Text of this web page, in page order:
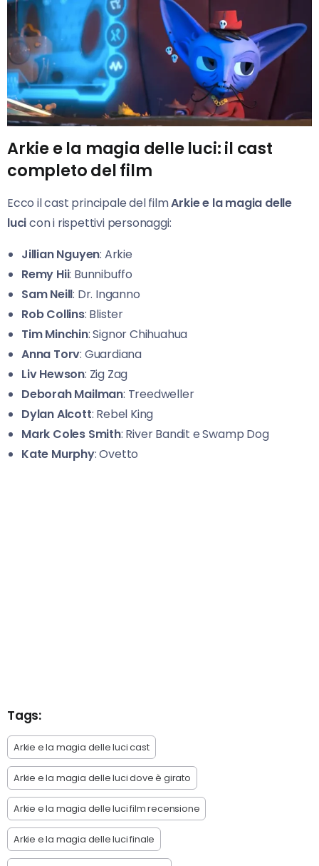
Arkie e la magia delle luci: il cast
completo del film
Ecco il cast principale del filmArkie e la magia delle
lucicon i rispettivi personaggi:
Jillian Nguyen: Arkie
Remy Hii: Bunnibuffo
Sam Neill: Dr. Inganno
Rob Collins: Blister
Tim Minchin: Signor Chihuahua
Anna Torv: Guardiana
Liv Hewson: Zig Zag
Deborah Mailman: Treedweller
Dylan Alcott: Rebel King
Mark Coles Smith: River Bandit e Swamp Dog
Kate Murphy: Ovetto
Tags:
Arkie e la magia delle luci cast
Arkie e la magia delle luci dove è girato
Arkie e la magia delle luci film recensione
Arkie e la magia delle luci finale